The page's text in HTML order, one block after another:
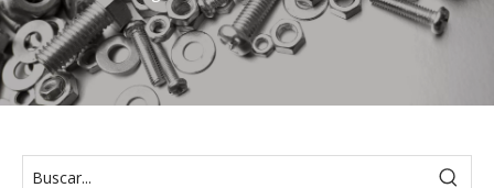
Pусский
Français
English